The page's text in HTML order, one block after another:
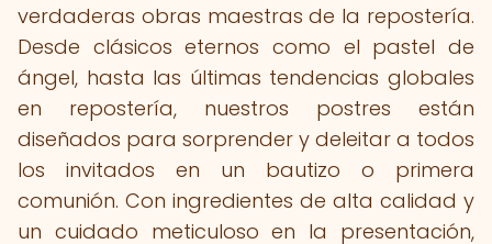
verdaderas obras maestras de la repostería.
Desde clásicos eternos como el pastel de
ángel, hasta las últimas tendencias globales
en repostería, nuestros postres están
diseñados para sorprender y deleitar a todos
los invitados en un bautizo o primera
comunión. Con ingredientes de alta calidad y
un cuidado meticuloso en la presentación,